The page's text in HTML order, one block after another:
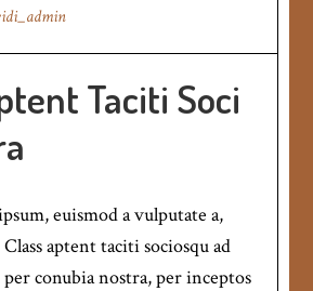
Taciti Soci
euismod a vulputate a,
aptent taciti sociosqu ad
conubia nostra, per inceptos